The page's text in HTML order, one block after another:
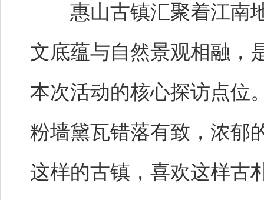
惠山古镇汇聚着江南地
文底蕴与自然景观相融，
本次活动的核心探访点位
粉墙黛瓦错落有致，浓郁
这样的古镇，喜欢这样古